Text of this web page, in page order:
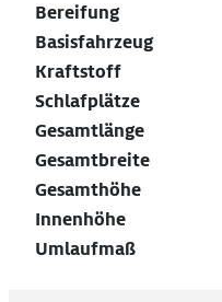
Bereifung
Basisfahrzeug
Kraftstoff
Schlafplätze
Gesamtlänge
Gesamtbreite
Gesamthöhe
Innenhöhe
Umlaufmaß